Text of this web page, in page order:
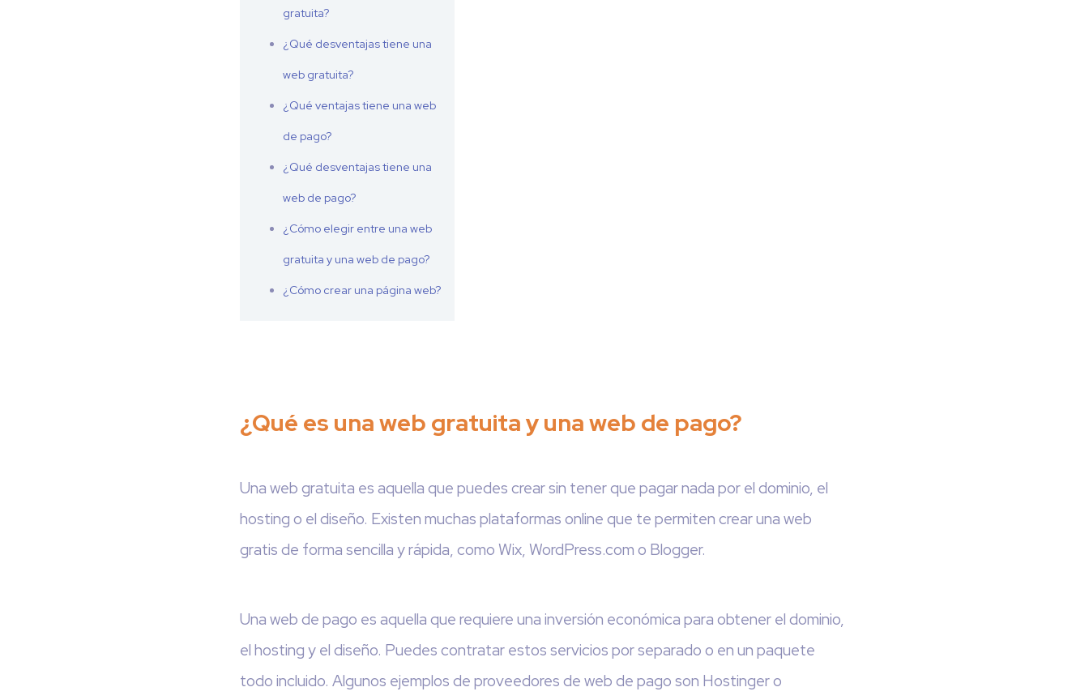
gratuita?
¿Qué desventajas tiene una
web gratuita?
¿Qué ventajas tiene una web
de pago?
¿Qué desventajas tiene una
web de pago?
¿Cómo elegir entre una web
gratuita y una web de pago?
¿Cómo crear una página web?
¿Qué es una web gratuita y una web de pago?
Una web gratuita es aquella que puedes crear sin tener que pagar nada por el dominio, el
hosting o el diseño. Existen muchas plataformas online que te permiten crear una web
gratis de forma sencilla y rápida, como Wix, WordPress.com o Blogger.
Una web de pago es aquella que requiere una inversión económica para obtener el dominio,
el hosting y el diseño. Puedes contratar estos servicios por separado o en un paquete
todo incluido. Algunos ejemplos de proveedores de web de pago son Hostinger o